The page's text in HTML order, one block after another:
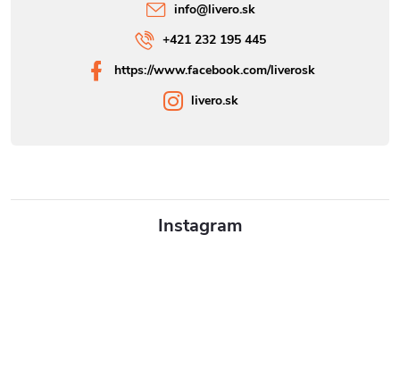
Instagram
info@livero.sk
+421 232 195 445
https://www.facebook.com/liverosk
livero.sk